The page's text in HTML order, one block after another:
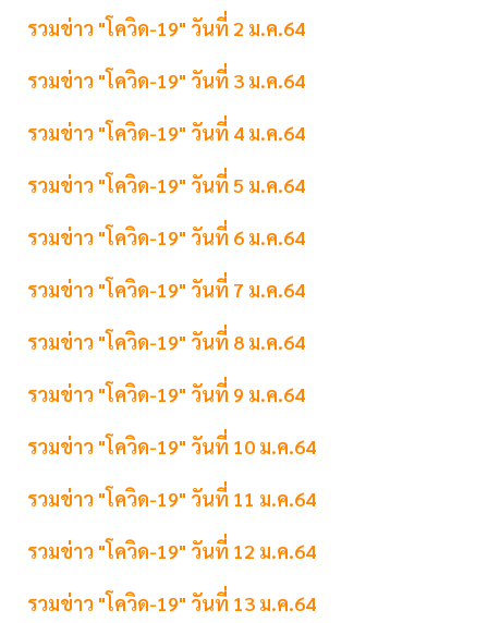
รวมข่าว "โควิด-19" วันที่ 2 ม.ค.64
รวมข่าว "โควิด-19" วันที่ 3 ม.ค.64
รวมข่าว "โควิด-19" วันที่ 4 ม.ค.64
รวมข่าว "โควิด-19" วันที่ 5 ม.ค.64
รวมข่าว "โควิด-19" วันที่ 6 ม.ค.64
รวมข่าว "โควิด-19" วันที่ 7 ม.ค.64
รวมข่าว "โควิด-19" วันที่ 8 ม.ค.64
รวมข่าว "โควิด-19" วันที่ 9 ม.ค.64
รวมข่าว "โควิด-19" วันที่ 10 ม.ค.64
รวมข่าว "โควิด-19" วันที่ 11 ม.ค.64
รวมข่าว "โควิด-19" วันที่ 12 ม.ค.64
รวมข่าว "โควิด-19" วันที่ 13 ม.ค.64